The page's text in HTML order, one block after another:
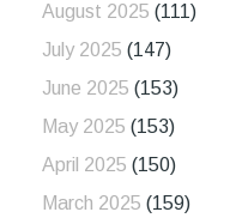
August 2025 (111)
July 2025 (147)
June 2025 (153)
May 2025 (153)
April 2025 (150)
March 2025 (159)